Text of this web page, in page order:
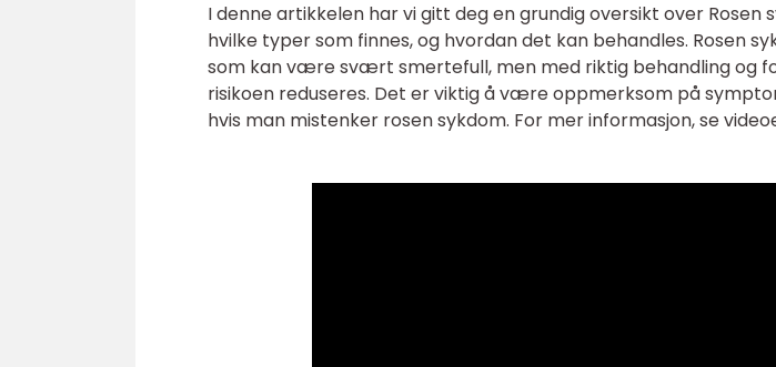
I denne artikkelen har vi gitt deg en grundig oversikt over Rosen
hvilke typer som finnes, og hvordan det kan behandles. Rosen
som kan være svært smertefull, men med riktig behandling og
risikoen reduseres. Det er viktig å være oppmerksom på
hvis man mistenker rosen sykdom. For mer informasjon, se